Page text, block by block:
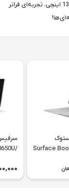
بی‌نقص ارائه می‌دهد. گرافیک 4 گیگابایتی و نمایشگر 13.5 اینچی، تجربه‌ای فراتر
بوک 3 استوک
Surface Book 3 15 /
6Gb